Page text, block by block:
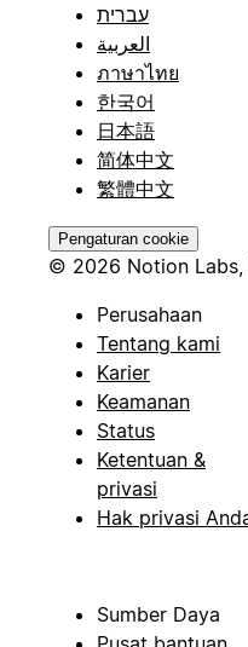
עברית
العربية
ภาษาไทย
한국어
日本語
简体中文
繁體中文
Pengaturan cookie
© 2026 Notion Labs,
Perusahaan
Tentang kami
Karier
Keamanan
Status
Ketentuan &
privasi
Hak privasi
Sumber Daya